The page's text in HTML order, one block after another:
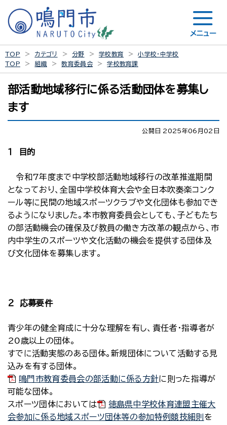
メニュー
TOP カテゴリ 分野 学校教育
小学校・中学校
TOP
組織 教育委員会 学校教育課
部活動地域移行に係る活動団体を募集し
ます
公開日 2025年06月02日
１ 目的
令和7年度まで中学校部活動地域移行の改革推進期間
となっており、全国中学校体育大会や全日本吹奏楽コンク
ール等に民間の地域スポーツクラブや文化団体も参加でき
るようになりました。本市教育委員会としても、子どもたち
の部活動機会の確保及び教員の働き方改革の観点から、市
内中学生のスポーツや文化活動の機会を提供する団体及
び文化団体を募集します。
２ 応募要件
青少年の健全育成に十分な理解を有し、責任者・指導者が
20歳以上の団体。
すでに活動実態のある団体。新規団体について活動する見
込みを有する団体。
鳴門市教育委員会の部活動に係る方針に則った指導が
可能な団体。
スポーツ団体においては
徳島県中学校体育連盟主催大
会参加に係る地域スポーツ団体等の参加特例競技細則 を